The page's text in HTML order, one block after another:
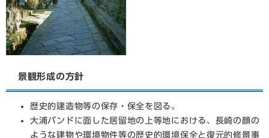
景観形成の方針
歴史的建造物等の保存・保全を図る。
大浦バンドに面した居留地の上等地における、長崎の顔の
ような建物や環境物件等の歴史的環境保全と復元的修景事